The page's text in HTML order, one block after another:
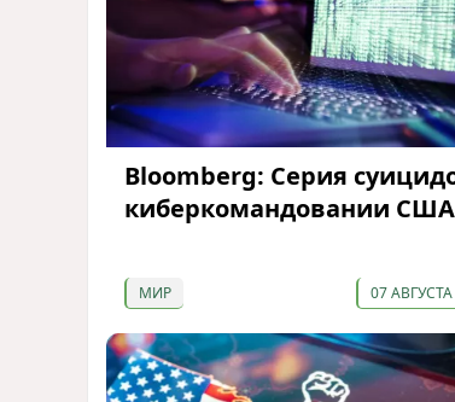
Bloomberg: Серия
киберкомандовании США
МИР 07